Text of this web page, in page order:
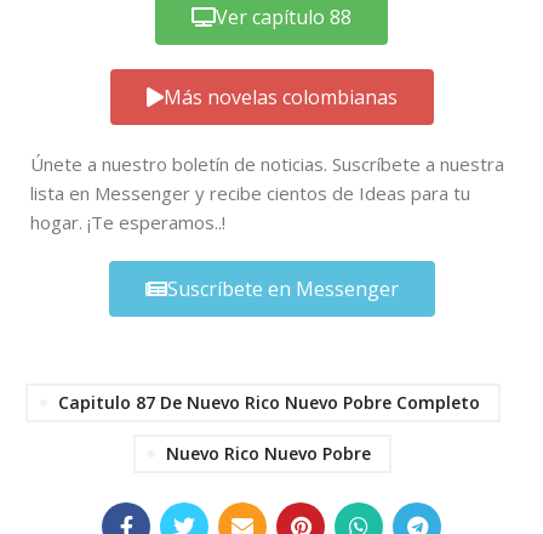
Ver capítulo 88
Más novelas colombianas
Únete a nuestro boletín de noticias. Suscríbete a nuestra
lista en Messenger y recibe cientos de Ideas para tu
hogar. ¡Te esperamos..!
Suscríbete en Messenger
Capitulo 87 De Nuevo Rico Nuevo Pobre Completo
Nuevo Rico Nuevo Pobre